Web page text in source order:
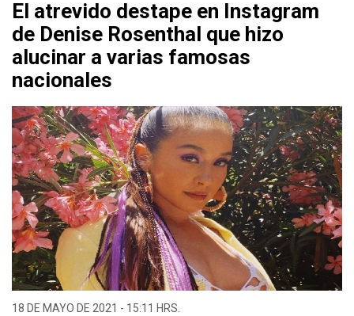
El atrevido destape en Instagram
de Denise Rosenthal que hizo
alucinar a varias famosas
nacionales
18 DE MAYO DE 2021 - 15:11 HRS.